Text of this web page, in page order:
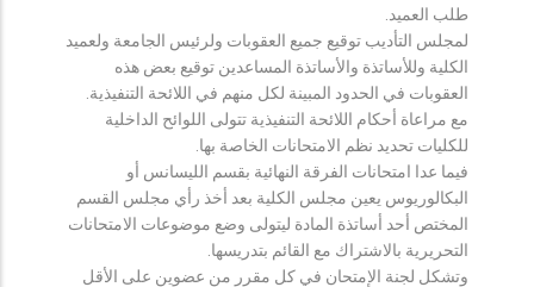
طلب العميد.
لمجلس التأديب توقيع جميع العقوبات ولرئيس الجامعة ولعميد
الكلية وللأساتذة والأساتذة المساعدين توقيع بعض هذه
العقوبات في الحدود المبينة لكل منهم في اللائحة التنفيذية.
مع مراعاة أحكام اللائحة التنفيذية تتولى اللوائح الداخلية
للكليات تحديد نظم الامتحانات الخاصة بها.
فيما عدا امتحانات الفرقة النهائية بقسم الليسانس أو
البكالوريوس يعين مجلس الكلية بعد أخذ رأي مجلس القسم
المختص أحد أساتذة المادة ليتولى وضع موضوعات الامتحانات
التحريرية بالاشتراك مع القائم بتدريسها.
وتشكل لجنة الإمتحان في كل مقرر من عضوين على الأقل